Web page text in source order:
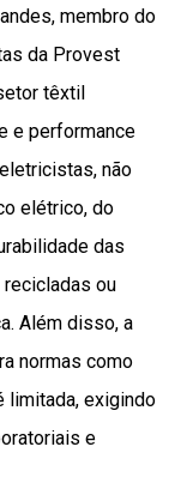
membro do
da Provest
têxtil
e performance
não
elétrico, do
das
ou
Além disso, a
normas como
limitada, exigindo
e